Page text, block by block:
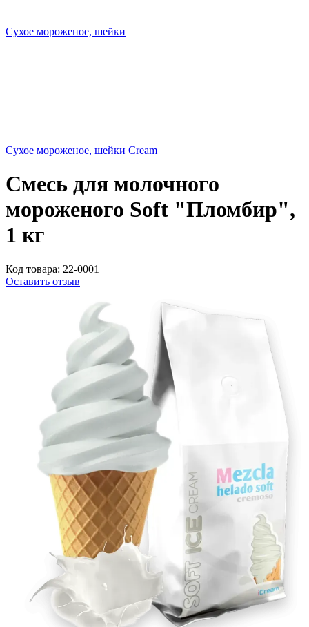
Сухое мороженое, шейки
Сухое мороженое, шейки Cream
Смесь для молочного
мороженого Soft "Пломбир",
1 кг
Код товара: 22-0001
Оставить отзыв